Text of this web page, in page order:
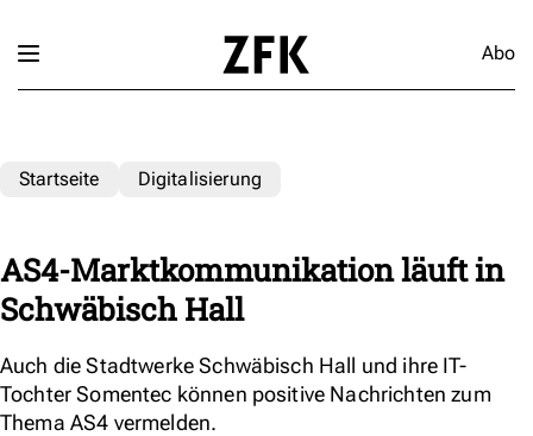
Abo
Startseite Digitalisierung
AS4-Marktkommunikation läuft in
Schwäbisch Hall
Auch die Stadtwerke Schwäbisch Hall und ihre IT-
Tochter Somentec können positive Nachrichten zum
Thema AS4 vermelden.